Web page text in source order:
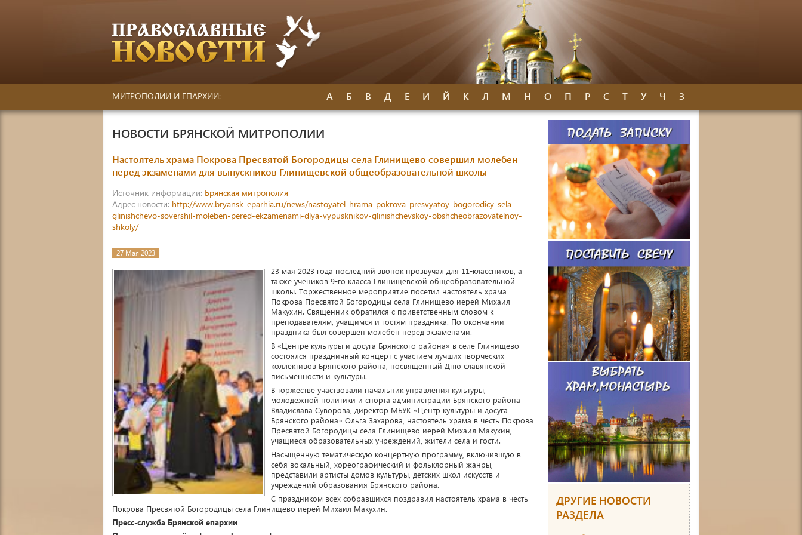
МИТРОПОЛИИ И ЕПАРХИИ: А Б В Д Е И Й К Л М Н О П Р С Т У Ч З
НОВОСТИ БРЯНСКОЙ МИТРОПОЛИИ
Настоятель храма Покрова Пресвятой Богородицы села Глинищево совершил молебен
перед экзаменами для выпускников Глинищевской общеобразовательной школы
Источник информации: Брянская митрополия
Адрес новости: http://www.bryansk-eparhia.ru/news/nastoyatel-hrama-pokrova-presvyatoy-bogorodicy-sela-
glinishchevo-sovershil-moleben-pered-ekzamenami-dlya-vypusknikov-glinishchevskoy-obshcheobrazovatelnoy-
shkoly/
27 Мая 2023
23 мая 2023 года последний звонок прозвучал для 11-классников, а
также учеников 9-го класса Глинищевской общеобразовательной
школы. Торжественное мероприятие посетил настоятель храма
Покрова Пресвятой Богородицы села Глинищево иерей Михаил
Макухин. Священник обратился с приветственным словом к
преподавателям, учащимся и гостям праздника. По окончании
праздника был совершен молебен перед экзаменами.
В «Центре культуры и досуга Брянского района» в селе Глинищево
состоялся праздничный концерт с участием лучших творческих
коллективов Брянского района, посвящённый Дню славянской
письменности и культуры.
В торжестве участвовали начальник управления культуры,
молодёжной политики и спорта администрации Брянского района
Владислава Суворова, директор МБУК «Центр культуры и досуга
Брянского района» Ольга Захарова, настоятель храма в честь Покрова
Пресвятой Богородицы села Глинищево иерей Михаил Макухин,
учащиеся образовательных учреждений, жители села и гости.
Насыщенную тематическую концертную программу, включившую в
себя вокальный, хореографический и фольклорный жанры,
представили артисты домов культуры, детских школ искусств и
учреждений образования Брянского района.
С праздником всех собравшихся поздравил настоятель храма в честь
Покрова Пресвятой Богородицы села Глинищево иерей Михаил Макухин.
Пресс-служба Брянской епархии
ДРУГИЕ НОВОСТИ
РАЗДЕЛА